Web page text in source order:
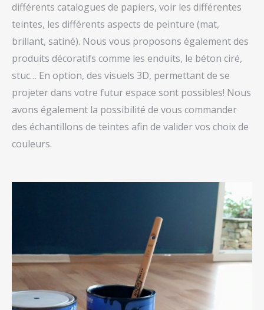
différents catalogues de papiers, voir les différentes
teintes, les différents aspects de peinture (mat,
brillant, satiné). Nous vous proposons également des
produits décoratifs comme les enduits, le béton ciré,
stuc… En option, des visuels 3D, permettant de se
projeter dans votre futur espace sont possibles! Nous
avons également la possibilité de vous commander
des échantillons de teintes afin de valider vos choix de
couleurs.